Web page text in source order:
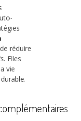
réduire
Elles
vie